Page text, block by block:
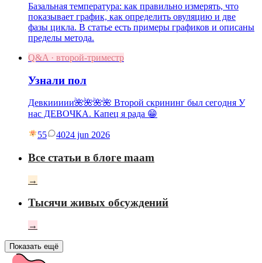
Базальная температура: как правильно измерять, что
показывает график, как определить овуляцию и две
фазы цикла. В статье есть примеры графиков и описаны
пределы метода.
Q&A · второй-триместр
Узнали пол
Девкиииии🌺🌺🌺🌺 Второй скрининг был сегодня У
нас ДЕВОЧКА. Капец я рада 😁
55 4024 jun 2026
Все статьи в блоге maam
→
Тысячи живых обсуждений
→
Показать ещё